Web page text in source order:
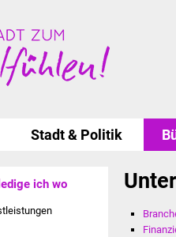
Stadt & Politik
ich wo